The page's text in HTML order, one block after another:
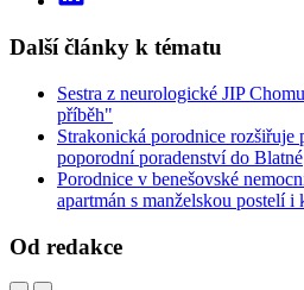
Další články k tématu
Sestra z neurologické JIP
příběh"
Strakonická porodnice rozšiřuje
poporodní poradenství do Blatné
Porodnice v benešovské
apartmán s manželskou postelí i
Od redakce